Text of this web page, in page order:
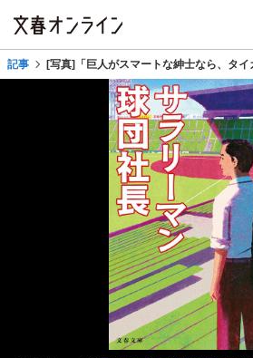
記事 [写真]「巨人がスマートな紳士なら、タ